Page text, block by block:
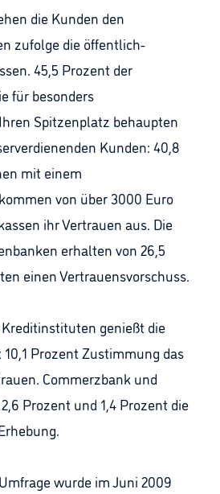
die Kunden den
zufolge die öffentlich-
45,5 Prozent der
für besonders
Spitzenplatz behaupten
Kunden: 40,8
mit einem
von über 3000 Euro
ihr Vertrauen aus. Die
erhalten von 26,5
einen Vertrauensvorschuss.
genießt die
Prozent Zustimmung das
Commerzbank und
Prozent und 1,4 Prozent die
wurde im Juni 2009